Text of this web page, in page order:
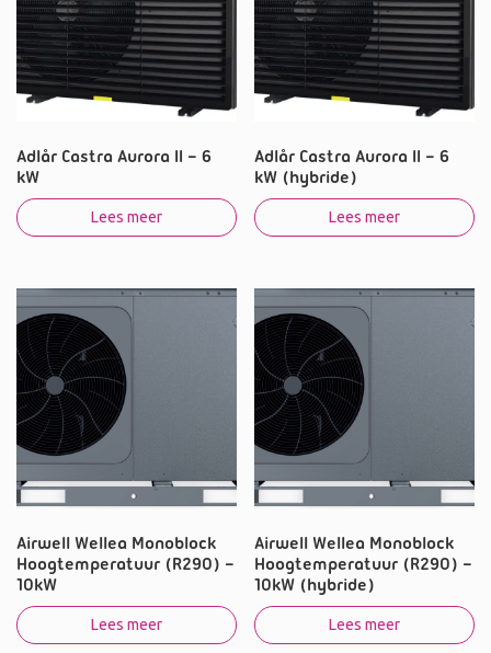
Adlår Castra Aurora II – 6
kW
Lees meer
Adlår Castra Aurora II – 6
kW (hybride)
Lees meer
Airwell Wellea Monoblock
Hoogtemperatuur (R290) –
10kW
Lees meer
Airwell Wellea Monoblock
Hoogtemperatuur (R290) –
10kW (hybride)
Lees meer